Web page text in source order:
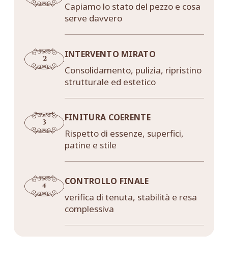
Capiamo lo stato del pezzo e cosa
serve davvero
INTERVENTO MIRATO
Consolidamento, pulizia, ripristino
strutturale ed estetico
FINITURA COERENTE
Rispetto di essenze, superfici,
patine e stile
CONTROLLO FINALE
verifica di tenuta, stabilità e resa
complessiva